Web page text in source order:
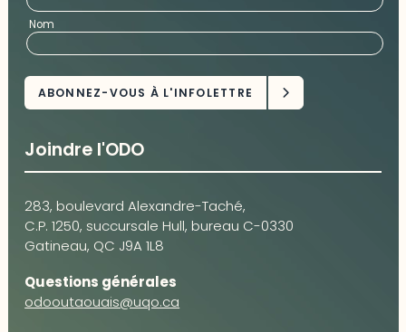
Nom
Joindre l'ODO
283, boulevard Alexandre-Taché,
C.P. 1250, succursale Hull, bureau C-0330
Gatineau, QC J9A 1L8
Questions générales
odooutaouais@uqo.ca